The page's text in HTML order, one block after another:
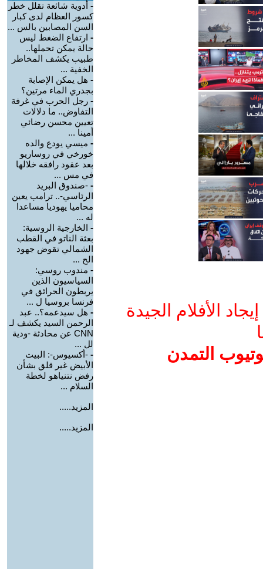
الأفلام الجيدة
التمدن
- أدوية شائعة تقلل خطر
كسور العظام لدى كبار
السن المصابين بالس ...
- ارتفاع الضغط ليس
حالة يمكن تحملها..
طبيب يكشف المخاطر
الخفية ...
- هل يمكن الإصابة
بجدري الماء مرتين؟
- رجل الحرب في غرفة
التفاوض.. ما دلالات
تعيين محسن رضائي
أمينا ...
- ميسي يودع والده
خورخي في روساريو
بعد عقود رافقه خلالها
في مس ...
- -صندوق البريد
الرئاسي-.. ترامب يعين
محاميا يهوديا مساعدا
له ...
- الخارجية الروسية:
بعثة الناتو في القطب
الشمالي تقوض جهود
الح ...
- مندوب روسي:
السياسيون الذين
يربطون الحرائق في
فرنسا بروسيا ل ...
- هل سيدعمه؟.. عبد
الرحمن السيد يكشف لـ
CNN عن محادثة -ودية
لل ...
- -أكسيوس-: البيت
الأبيض غير قلق بشأن
رفض نتنياهو لخطة
السلام ...
المزيد.....
المزيد.....